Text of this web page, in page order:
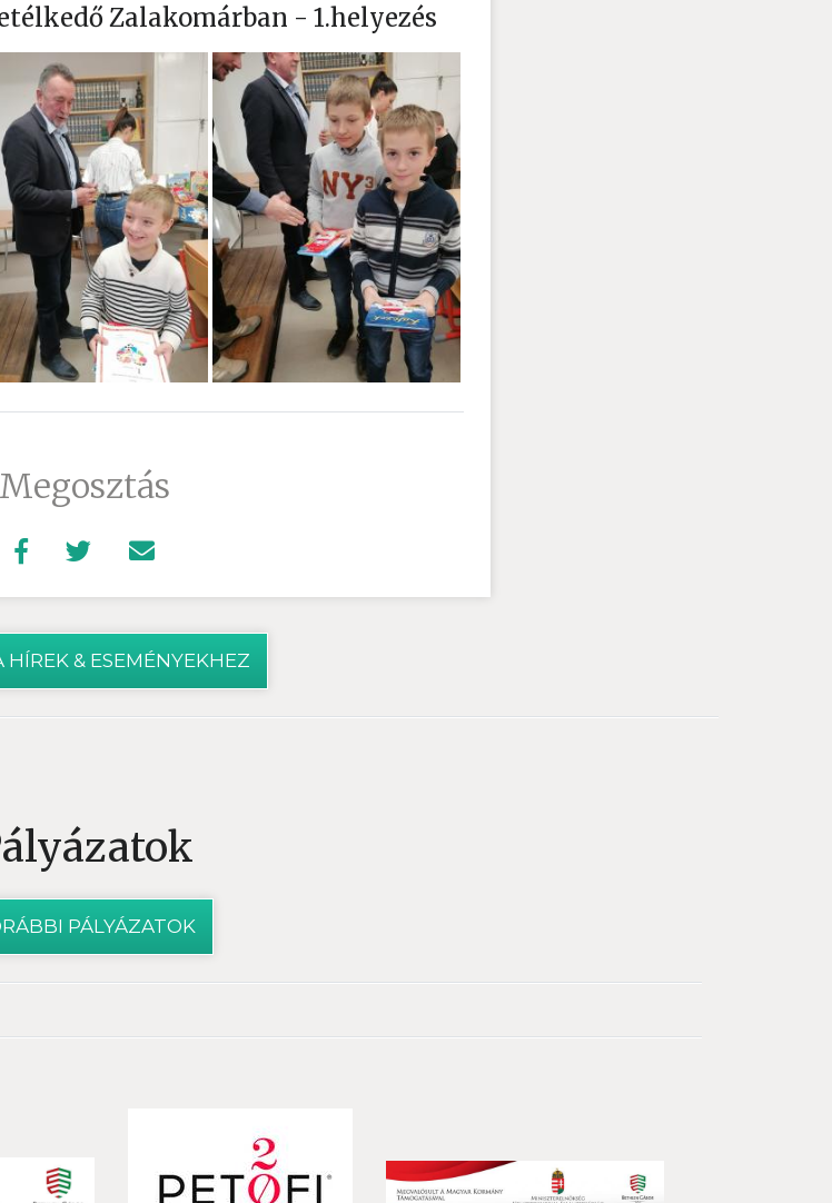
Zalakomárban - 1.helyezés
Megosztás
HÍREK & ESEMÉNYEKHEZ
PÁLYÁZATOK